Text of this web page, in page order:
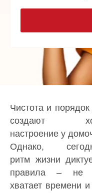
Чистота и
создают
настроение у
Однако,
ритм жизни
правила – не
хватает времени